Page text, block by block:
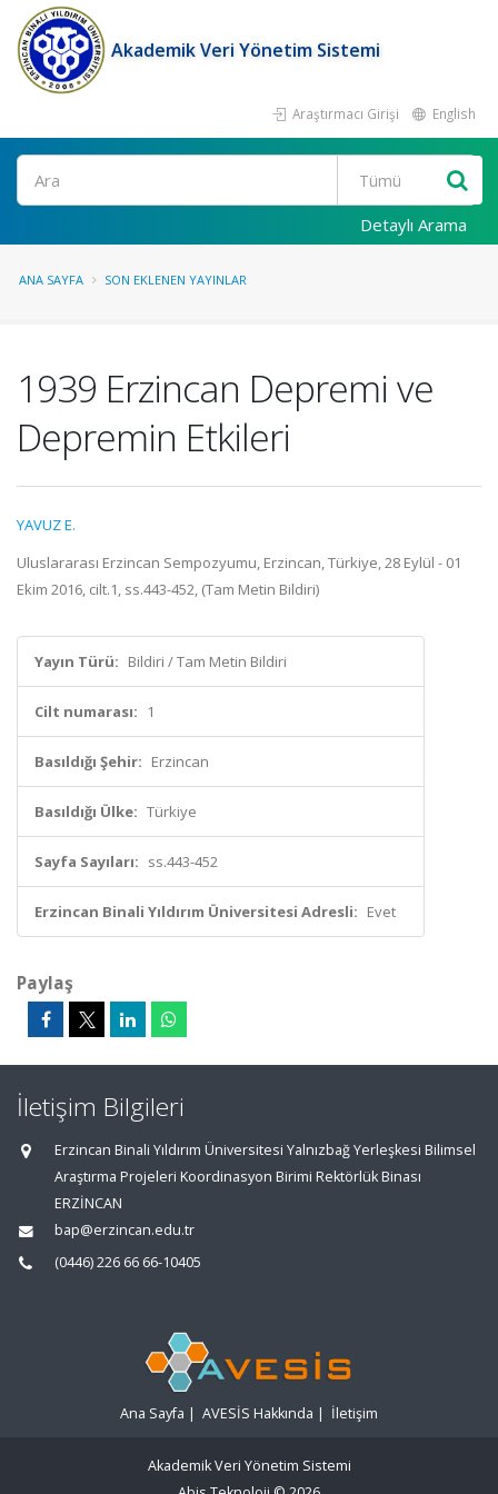
Akademik Veri Yönetim Sistemi
Araştırmacı Girişi English
Ara
Detaylı Arama
ANA SAYFA SON EKLENEN YAYINLAR
1939 Erzincan Depremi ve
Depremin Etkileri
YAVUZ E.
Uluslararası Erzincan Sempozyumu, Erzincan, Türkiye, 28 Eylül - 01
Ekim 2016, cilt.1, ss.443-452, (Tam Metin Bildiri)
Yayın Türü: Bildiri / Tam Metin Bildiri
Cilt numarası: 1
Basıldığı Şehir: Erzincan
Basıldığı Ülke: Türkiye
Sayfa Sayıları: ss.443-452
Erzincan Binali Yıldırım Üniversitesi Adresli: Evet
Paylaş
İletişim Bilgileri
Erzincan Binali Yıldırım Üniversitesi Yalnızbağ Yerleşkesi Bilimsel
Araştırma Projeleri Koordinasyon Birimi Rektörlük Binası
ERZİNCAN
bap@erzincan.edu.tr
(0446) 226 66 66-10405
Ana Sayfa | AVESİS Hakkında | İletişim
Akademik Veri Yönetim Sistemi